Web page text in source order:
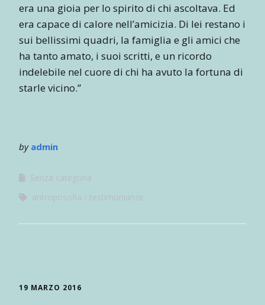
era una gioia per lo spirito di chi ascoltava. Ed
era capace di calore nell’amicizia. Di lei restano i
sui bellissimi quadri, la famiglia e gli amici che
ha tanto amato, i suoi scritti, e un ricordo
indelebile nel cuore di chi ha avuto la fortuna di
starle vicino.”
by admin
Senza categoria
antroposofia
testimonianze
19 MARZO 2016